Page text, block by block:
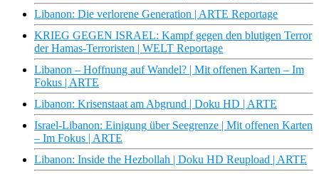
Libanon: Die verlorene Generation | ARTE Reportage
KRIEG GEGEN ISRAEL: Kampf gegen den blutigen Terror
der Hamas-Terroristen | WELT Reportage
Libanon – Hoffnung auf Wandel? | Mit offenen Karten – Im
Fokus | ARTE
Libanon: Krisenstaat am Abgrund | Doku HD | ARTE
Israel-Libanon: Einigung über Seegrenze | Mit offenen Karten
– Im Fokus | ARTE
Libanon: Inside the Hezbollah | Doku HD Reupload | ARTE